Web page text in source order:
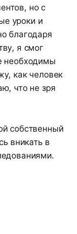
но с
уроки и
благодаря
я смог
необходимы
как человек
что не зря
собственный
вникать в